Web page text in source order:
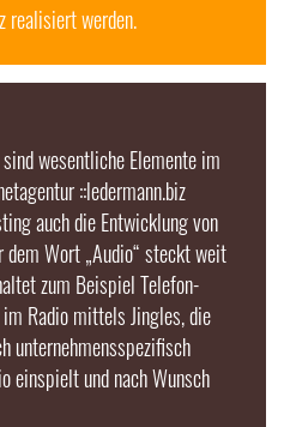
realisiert werden.
wesentliche Elemente im
::ledermann.biz
auch die Entwicklung von
Wort „Audio“ steckt weit
zum Beispiel Telefon-
Radio mittels Jingles, die
unternehmensspezifisch
einspielt und nach Wunsch